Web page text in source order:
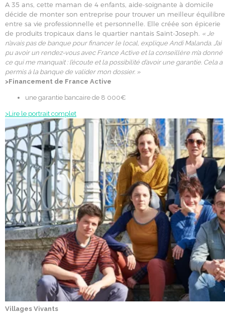
A 35 ans, cette maman de 4 enfants, aide-soignante à domicile
décide de monter son entreprise pour trouver un meilleur équilibre
entre sa vie professionnelle et personnelle. Elle créée son épicerie
de produits tropicaux dans le quartier nantais Saint-Joseph. « Je
n’avais pas de banque pour financer le local, explique Andi Malanda. J’ai
pu avoir un rendez-vous avec France Active et la conseillère m’a donné
ce qui me manquait : l’écoute et la possibilité d’avoir une garantie. Cela a
permis à la banque de valider mon dossier. »
>Financement de France Active
une garantie bancaire de 8 000€
>Lire le portrait complet
Villages Vivants